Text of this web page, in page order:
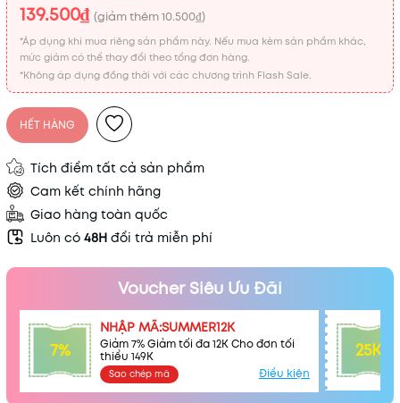
139.500₫ (giảm thêm10.500₫)
*Áp dụng khi mua riêng sản phẩm này. Nếu mua kèm sản phẩm khác,
mức giảm có thể thay đổi theo tổng đơn hàng.
*Không áp dụng đồng thời với các chương trình Flash Sale.
HẾT HÀNG
Tích điểm tất cả sản phẩm
Cam kết chính hãng
Giao hàng toàn quốc
Luôn có 48H đổi trả miễn phí
Voucher Siêu Ưu Đãi
7%
NHẬP MÃ:SUMMER12K
Giảm 7% Giảm tối đa 12K Cho đơn tối
thiểu 149K
Sao chép mã Điều kiện
25K